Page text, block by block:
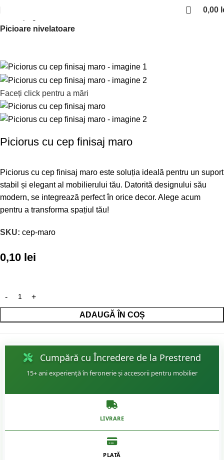
0,00
Picioare nivelatoare
Faceți click pentru a mări
Piciorus cu cep finisaj maro
Piciorus cu cep finisaj maro este soluția ideală pentru un suport
stabil și elegant al mobilierului tău. Datorită designului său
modern, se integrează perfect în orice decor. Alege acum
pentru a transforma spațiul tău!
SKU: cep-maro
0,10 lei
ADAUGĂ ÎN COȘ
Cumpără cu Încredere de la Prestrend
15+ ani experiență în feronerie și accesorii pentru mobilier
LIVRARE
PLATĂ